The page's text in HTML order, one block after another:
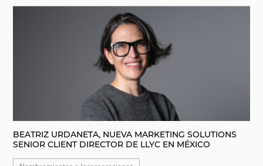
BEATRIZ URDANETA, NUEVA MARKETING SOLUTIONS
SENIOR CLIENT DIRECTOR DE LLYC EN MÉXICO